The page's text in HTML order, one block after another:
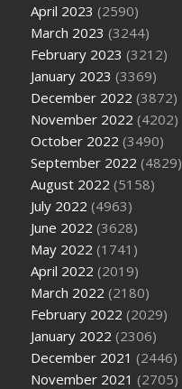
April 2023 (2590)
March 2023 (3244)
February 2023 (3212)
January 2023 (3369)
December 2022 (3872)
November 2022 (4202)
October 2022 (3490)
September 2022 (4829)
August 2022 (5158)
July 2022 (4963)
June 2022 (3628)
May 2022 (1741)
April 2022 (2019)
March 2022 (2180)
February 2022 (2029)
January 2022 (2306)
December 2021 (2446)
November 2021 (2705)